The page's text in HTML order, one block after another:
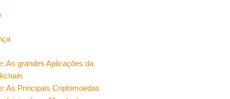
As grandes Aplicações da
As Principais Criptomoedas